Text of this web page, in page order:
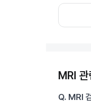
MRI
Q. MRI